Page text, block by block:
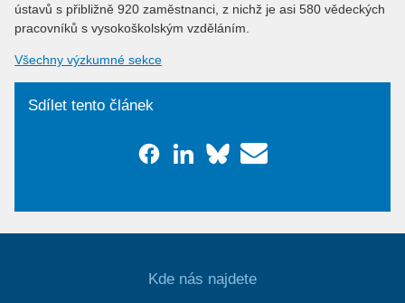
ústavů s přibližně 920 zaměstnanci, z nichž je asi 580 vědeckých
pracovníků s vysokoškolským vzděláním.
Všechny výzkumné sekce
Sdílet tento článek
Kde nás najdete